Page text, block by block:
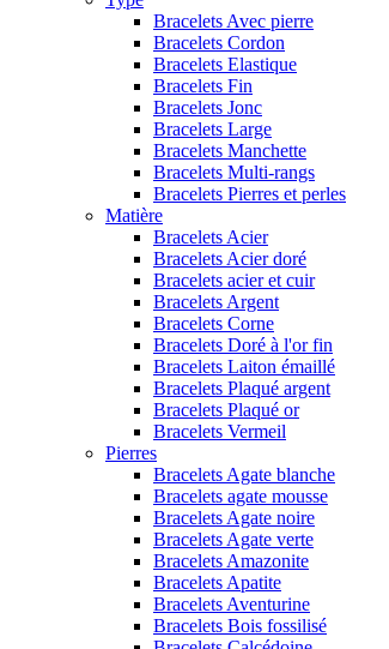
Bracelets Avec pierre
Bracelets Cordon
Bracelets Elastique
Bracelets Fin
Bracelets Jonc
Bracelets Large
Bracelets Manchette
Bracelets Multi-rangs
Bracelets Pierres et perles
Matière
Bracelets Acier
Bracelets Acier doré
Bracelets acier et cuir
Bracelets Argent
Bracelets Corne
Bracelets Doré à l'or fin
Bracelets Laiton émaillé
Bracelets Plaqué argent
Bracelets Plaqué or
Bracelets Vermeil
Pierres
Bracelets Agate blanche
Bracelets agate mousse
Bracelets Agate noire
Bracelets Agate verte
Bracelets Amazonite
Bracelets Apatite
Bracelets Aventurine
Bracelets Bois fossilisé